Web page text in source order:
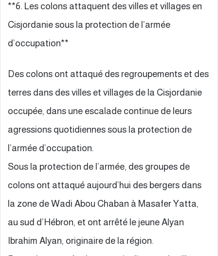
**6. Les colons attaquent des villes et villages en
Cisjordanie sous la protection de l’armée
d’occupation**
Des colons ont attaqué des regroupements et des
terres dans des villes et villages de la Cisjordanie
occupée, dans une escalade continue de leurs
agressions quotidiennes sous la protection de
l’armée d’occupation.
Sous la protection de l’armée, des groupes de
colons ont attaqué aujourd’hui des bergers dans
la zone de Wadi Abou Chaban à Masafer Yatta,
au sud d’Hébron, et ont arrêté le jeune Alyan
Ibrahim Alyan, originaire de la région.